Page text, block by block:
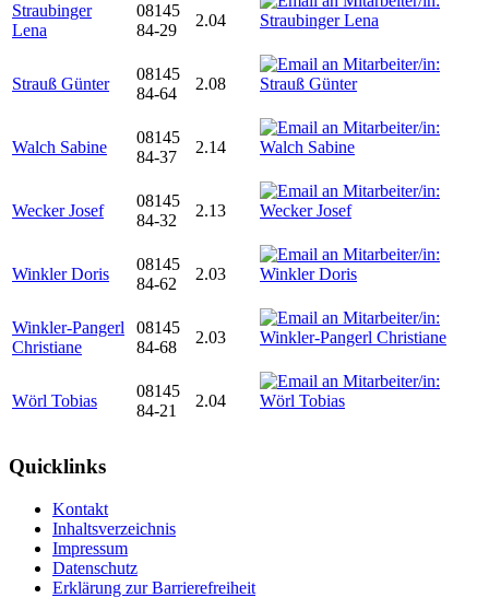
Straubinger
Lena
08145
84-29
2.04
Strauß Günter
08145
84-64
2.08
Walch Sabine
08145
84-37
2.14
Wecker Josef
08145
84-32
2.13
Winkler Doris
08145
84-62
2.03
Winkler-Pangerl
Christiane
08145
84-68
2.03
Wörl Tobias
08145
84-21
2.04
Quicklinks
Kontakt
Inhaltsverzeichnis
Impressum
Datenschutz
Erklärung zur Barrierefreiheit